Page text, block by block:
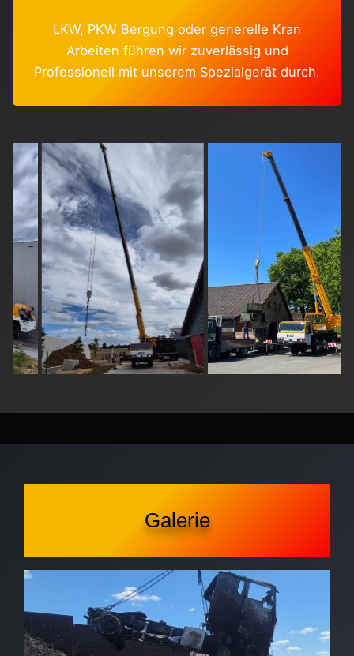
LKW, PKW Bergung oder generelle Kran
Arbeiten führen wir zuverlässig und
Professionell mit unserem Spezialgerät durch.
Galerie